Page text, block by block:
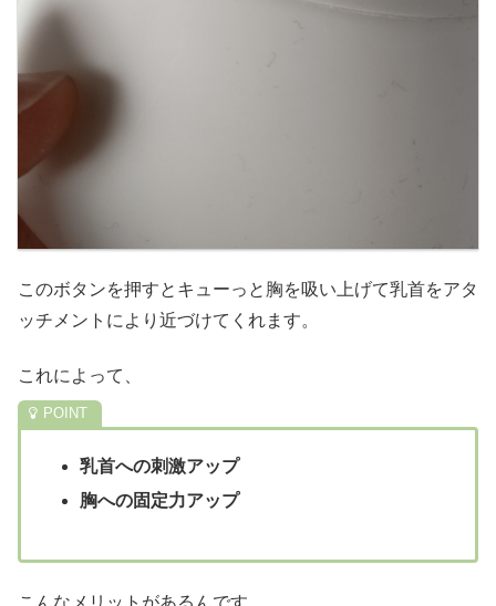
このボタンを押すとキューっと胸を吸い上げて乳首をアタ
ッチメントにより近づけてくれます。
これによって、
乳首への刺激アップ
胸への固定力アップ
こんなメリットがあるんです。